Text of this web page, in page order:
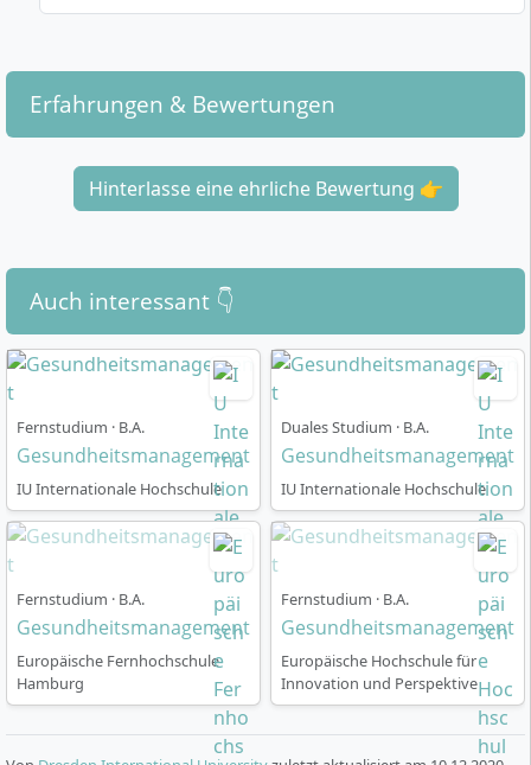
Erfahrungen & Bewertungen
Hinterlasse eine ehrliche Bewertung 👉
Auch interessant 👇
Fernstudium · B.A.
Gesundheitsmanagement
IU Internationale Hochschule
Duales Studium · B.A.
Gesundheitsmanagement
IU Internationale Hochschule
Fernstudium · B.A.
Gesundheitsmanagement
Europäische Fernhochschule
Hamburg
Fernstudium · B.A.
Gesundheitsmanagement
Europäische Hochschule für
Innovation und Perspektive